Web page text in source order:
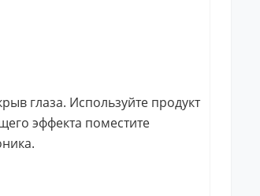
глаза. Используйте продукт
эффекта поместите